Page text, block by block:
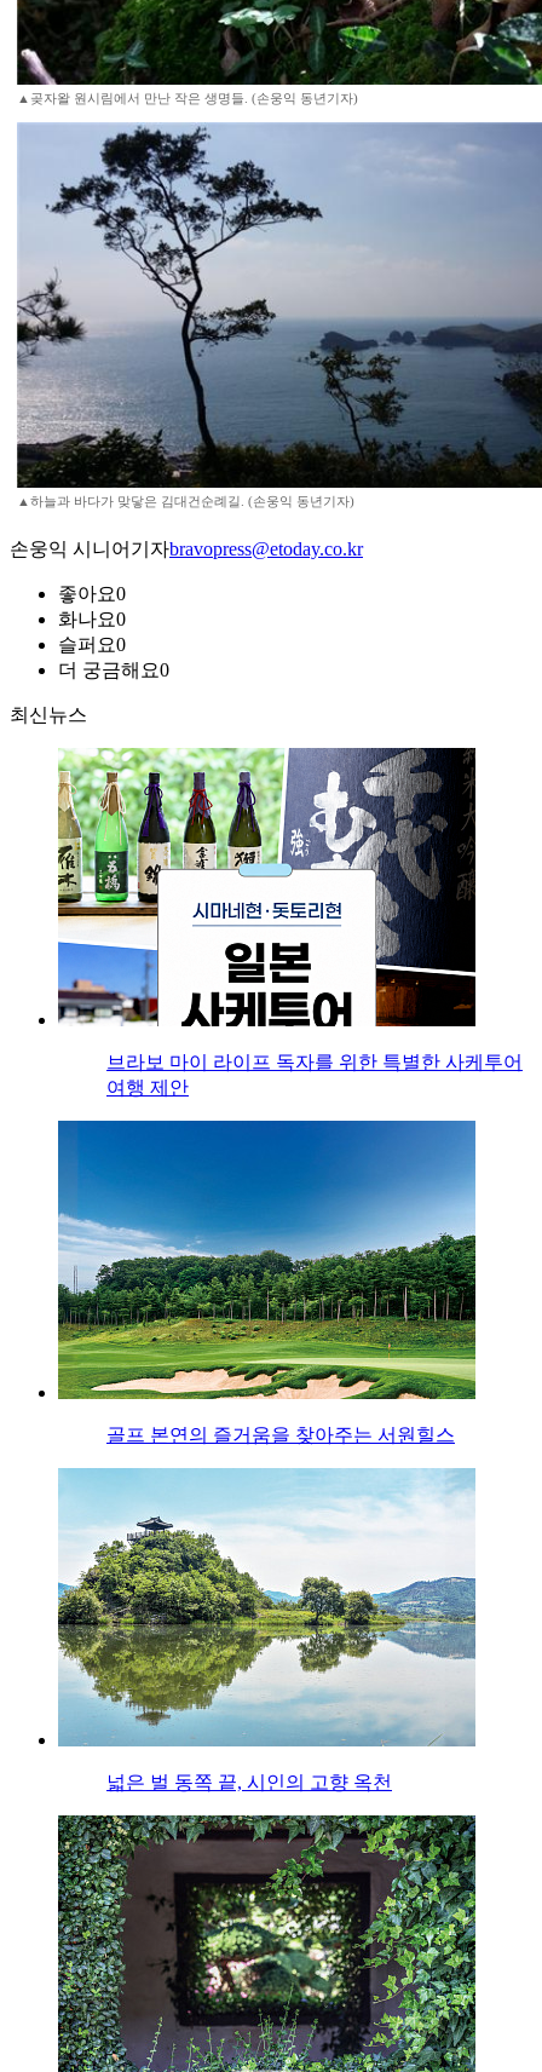
▲곶자왈 원시림에서 만난 작은 생명들. (손웅익 동년기자)
▲하늘과 바다가 맞닿은 김대건순례길. (손웅익 동년기자)
손웅익 시니어기자bravopress@etoday.co.kr
좋아요0
화나요0
슬퍼요0
더 궁금해요0
최신뉴스
브라보 마이 라이프 독자를 위한 특별한 사케투어
여행 제안
골프 본연의 즐거움을 찾아주는 서원힐스
넓은 벌 동쪽 끝, 시인의 고향 옥천